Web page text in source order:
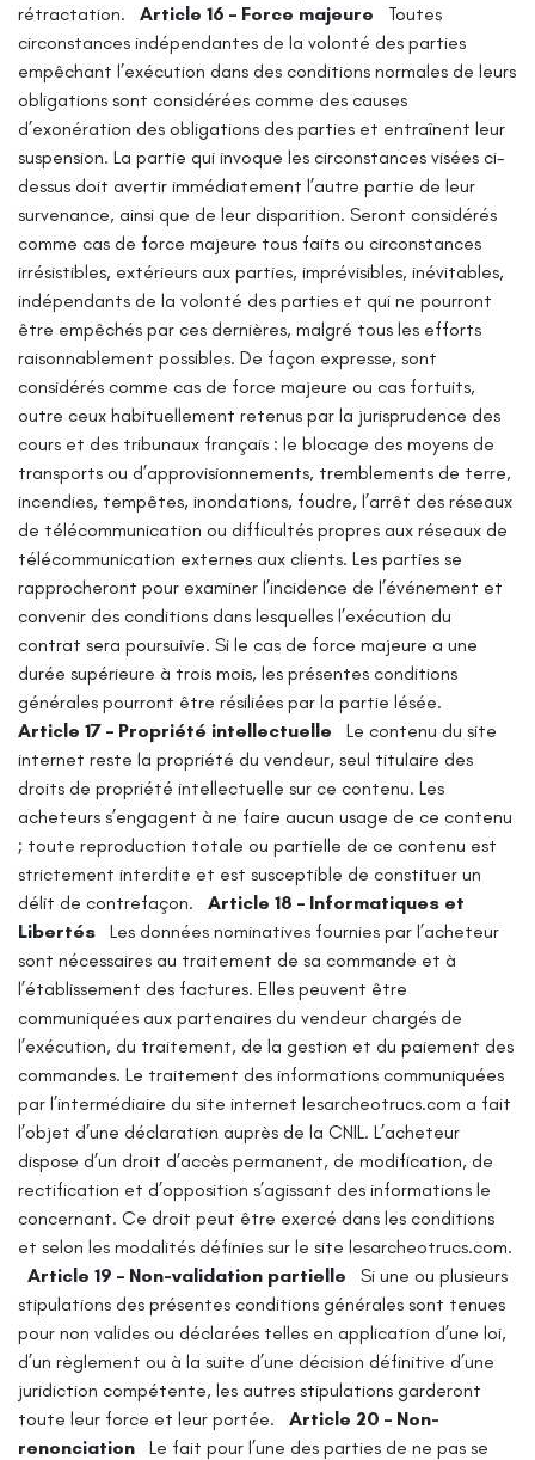
rétractation.
Article 16 – Force majeure
Toutes
circonstances indépendantes de la volonté des parties
empêchant l’exécution dans des conditions normales de leurs
obligations sont considérées comme des causes
d’exonération des obligations des parties et entraînent leur
suspension. La partie qui invoque les circonstances visées ci-
dessus doit avertir immédiatement l’autre partie de leur
survenance, ainsi que de leur disparition. Seront considérés
comme cas de force majeure tous faits ou circonstances
irrésistibles, extérieurs aux parties, imprévisibles, inévitables,
indépendants de la volonté des parties et qui ne pourront
être empêchés par ces dernières, malgré tous les efforts
raisonnablement possibles. De façon expresse, sont
considérés comme cas de force majeure ou cas fortuits,
outre ceux habituellement retenus par la jurisprudence des
cours et des tribunaux français : le blocage des moyens de
transports ou d’approvisionnements, tremblements de terre,
incendies, tempêtes, inondations, foudre, l’arrêt des réseaux
de télécommunication ou difficultés propres aux réseaux de
télécommunication externes aux clients. Les parties se
rapprocheront pour examiner l’incidence de l’événement et
convenir des conditions dans lesquelles l’exécution du
contrat sera poursuivie. Si le cas de force majeure a une
durée supérieure à trois mois, les présentes conditions
générales pourront être résiliées par la partie lésée.
Article 17 – Propriété intellectuelle
Le contenu du site
internet reste la propriété du vendeur, seul titulaire des
droits de propriété intellectuelle sur ce contenu. Les
acheteurs s’engagent à ne faire aucun usage de ce contenu
; toute reproduction totale ou partielle de ce contenu est
strictement interdite et est susceptible de constituer un
délit de contrefaçon.
Article 18 – Informatiques et
Libertés
Les données nominatives fournies par l’acheteur
sont nécessaires au traitement de sa commande et à
l’établissement des factures. Elles peuvent être
communiquées aux partenaires du vendeur chargés de
l’exécution, du traitement, de la gestion et du paiement des
commandes. Le traitement des informations communiquées
par l’intermédiaire du site internet lesarcheotrucs.com a fait
l’objet d’une déclaration auprès de la CNIL. L’acheteur
dispose d’un droit d’accès permanent, de modification, de
rectification et d’opposition s’agissant des informations le
concernant. Ce droit peut être exercé dans les conditions
et selon les modalités définies sur le site lesarcheotrucs.com.
Article 19 – Non-validation partielle
Si une ou plusieurs
stipulations des présentes conditions générales sont tenues
pour non valides ou déclarées telles en application d’une loi,
d’un règlement ou à la suite d’une décision définitive d’une
juridiction compétente, les autres stipulations garderont
toute leur force et leur portée.
Article 20 – Non-
renonciation
Le fait pour l’une des parties de ne pas se